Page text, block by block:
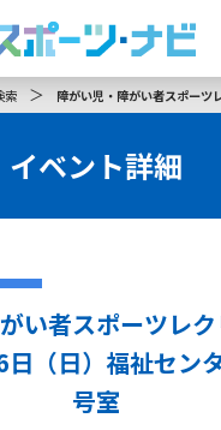
索 ＞ 障がい児・障がい者スポー
イベント詳細
い者スポーツレ
（日）福祉セン
号室